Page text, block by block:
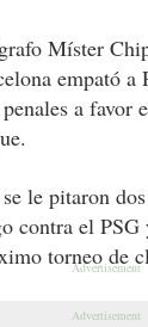
Míster
empató
a favor
le pitaron
contra el
torneo de